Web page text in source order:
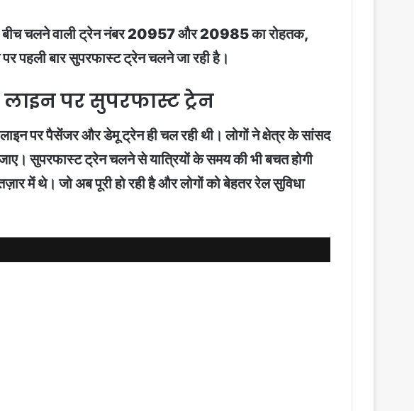
के बीच चलने वाली ट्रेन नंबर 20957 और 20985 का रोहतक,
पहली बार सुपरफास्ट ट्रेन चलने जा रही है।
लाइन पर सुपरफास्ट ट्रेन
पर पैसेंजर और डेमू ट्रेन ही चल रही थी। लोगों ने क्षेत्र के सांसद
सुपरफास्ट ट्रेन चलने से यात्रियों के समय की भी बचत होगी
में थे। जो अब पूरी हो रही है और लोगों को बेहतर रेल सुविधा